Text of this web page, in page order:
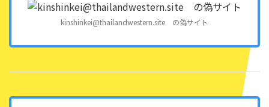
kinshinkei@thailandwestern.site の偽サイト